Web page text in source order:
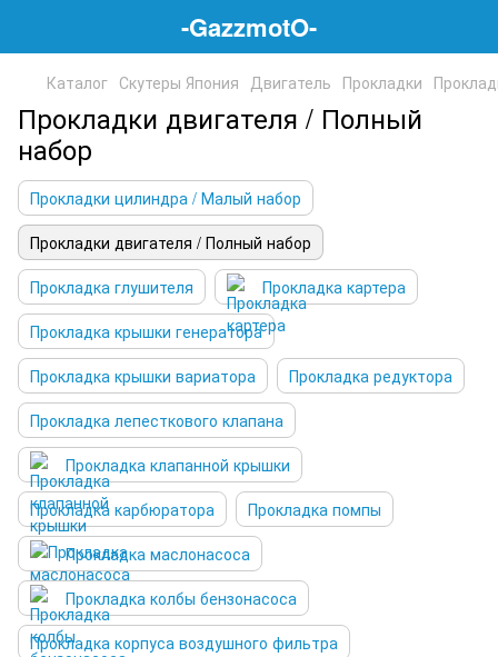
-GazzmotO-
Каталог Скутеры Япония Двигатель Прокладки
Прокладки двигателя / Полный
набор
Прокладки цилиндра / Малый набор
Прокладки двигателя / Полный набор
Прокладка глушителя
Прокладка картера
Прокладка крышки генератора
Прокладка крышки вариатора
Прокладка редуктора
Прокладка лепесткового клапана
Прокладка клапанной крышки
Прокладка карбюратора
Прокладка помпы
Прокладка маслонасоса
Прокладка колбы бензонасоса
Прокладка корпуса воздушного фильтра